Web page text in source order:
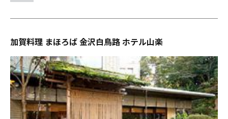
加賀料理 まほろば 金沢白鳥路 ホテル山楽